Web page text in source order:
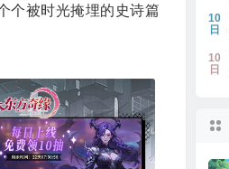
个被时光掩埋的史诗篇
10
日
10
日